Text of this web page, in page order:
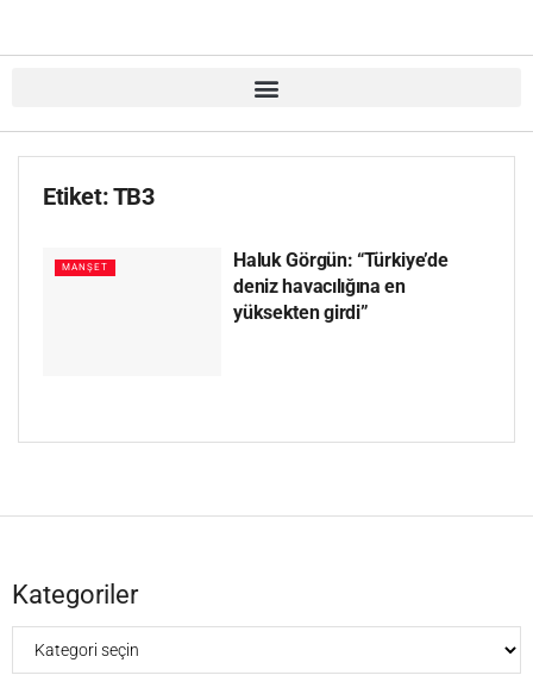
Etiket:TB3
MANŞET
Haluk Görgün: “Türkiye’de
deniz havacılığına en
yüksekten girdi”
Kategoriler